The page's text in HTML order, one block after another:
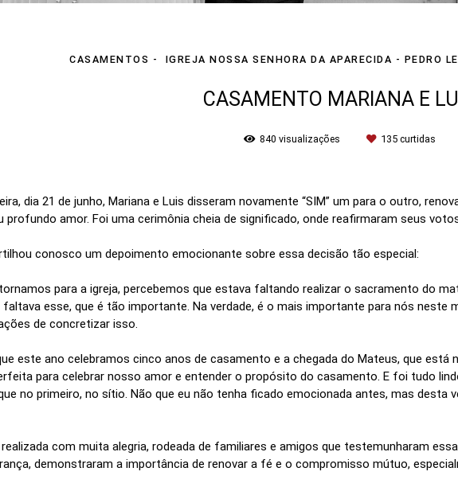
CASAMENTOS IGREJA NOSSA SENHORA DA APARECIDA - PEDRO
CASAMENTO MARIANA E
840 visualizações 135curtidas
dia 21 de junho, Mariana e Luis disseram novamente “SIM” um para o outro,
profundo amor. Foi uma cerimônia cheia de significado, onde reafirmaram seus
conosco um depoimento emocionante sobre essa decisão tão especial:
para a igreja, percebemos que estava faltando realizar o sacramento do
esse, que é tão importante. Na verdade, é o mais importante para nós neste
de concretizar isso.
este ano celebramos cinco anos de casamento e a chegada do Mateus, que está
para celebrar nosso amor e entender o propósito do casamento. E foi tudo
no primeiro, no sítio. Não que eu não tenha ficado emocionada antes, mas
com muita alegria, rodeada de familiares e amigos que testemunharam
demonstraram a importância de renovar a fé e o compromisso mútuo,